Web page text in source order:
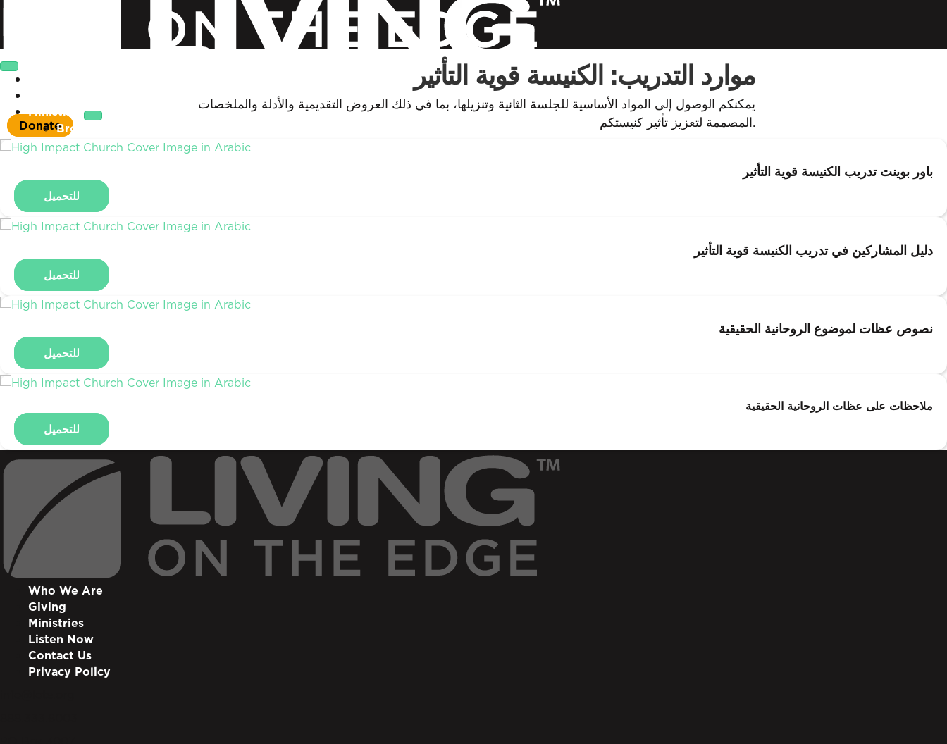
Ministries
Broadcast Ministry
Next Generation Discipleship
The Real You
Primemovers
Special Offers
Listen Now
Donate
Search
Donate
موارد التدريب: الكنيسة قوية التأثير
يمكنكم الوصول إلى المواد الأساسية للجلسة الثانية وتنزيلها، بما في ذلك العروض التقديمية والأدلة والملخصات
المصممة لتعزيز تأثير كنيستكم.
باور بوينت تدريب الكنيسة قوية التأثير
للتحميل
دليل المشاركين في تدريب الكنيسة قوية التأثير
للتحميل
نصوص عظات لموضوع الروحانية الحقيقية
للتحميل
ملاحظات على عظات الروحانية الحقيقية
للتحميل
Who We Are
Giving
Ministries
Listen Now
Contact Us
Privacy Policy